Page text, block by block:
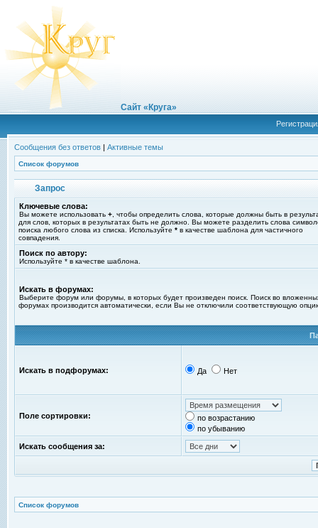
Сайт «Круга»
Сообщения без ответов | Активные темы
Список форумов
Запрос
Ключевые слова:
Вы можете использовать + , чтобы определить слова, которые должны быть в
для слов, которых в результатах быть не должно. Вы можете разделить слова
поиска любого слова из списка. Используйте * в качестве шаблона для частичного
совпадения.
Поиск по автору:
Используйте * в качестве шаблона.
Искать в форумах:
Выберите форум или форумы, в которых будет произведен поиск. Поиск во
форумах производится автоматически, если Вы не отключили соответствующую
Искать в подфорумах: Да Нет
Поле сортировки:
по возрастанию
по убыванию
Искать сообщения за:
Список форумов